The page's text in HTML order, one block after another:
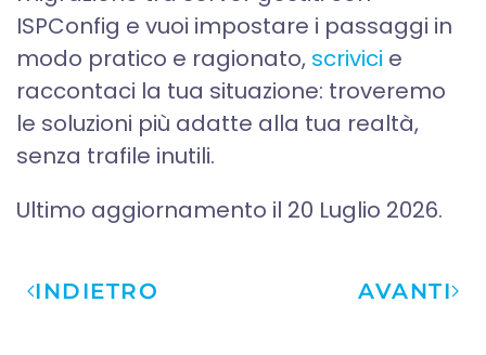
ISPConfig e vuoi impostare i passaggi in
modo pratico e ragionato, scrivici e
raccontaci la tua situazione: troveremo
le soluzioni più adatte alla tua realtà,
senza trafile inutili.
Ultimo aggiornamento il 20 Luglio 2026.
INDIETRO AVANTI